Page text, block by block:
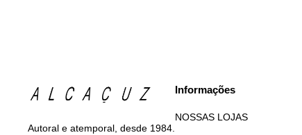
Autoral e atemporal, desde 1984.
Informações
NOSSAS LOJAS